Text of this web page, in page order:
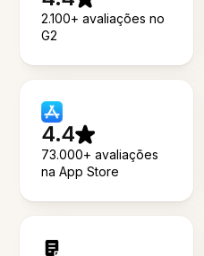
2.100+ avaliações no
G2
4.4
73.000+ avaliações
na App Store